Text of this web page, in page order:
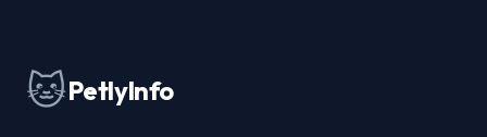
🐱PetlyInfo